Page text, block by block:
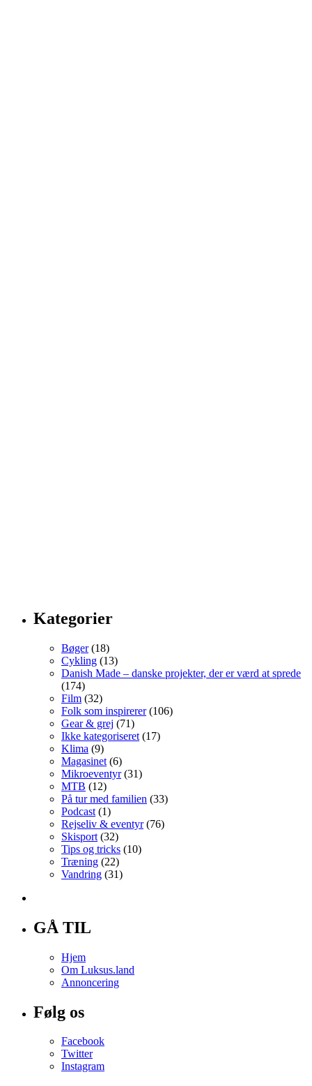
Kategorier
Bøger(18)
Cykling (13)
Danish Made – danske projekter, der er værd at sprede
(174)
Film (32)
Folk som inspirerer(106)
Gear & grej (71)
Ikke kategoriseret (17)
Klima (9)
Magasinet (6)
Mikroeventyr(31)
MTB (12)
På tur med familien (33)
Podcast (1)
Rejseliv & eventyr(76)
Skisport (32)
Tips og tricks (10)
Træning (22)
Vandring (31)
GÅ TIL
Hjem
Om Luksus.land
Annoncering
Følg os
Facebook
Twitter
Instagram